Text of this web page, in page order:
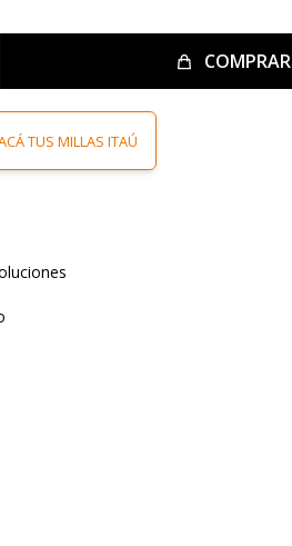
COMPRAR
TUS MILLAS ITAÚ